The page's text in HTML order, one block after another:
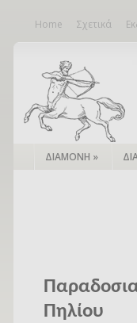
Home Σχετικά
ΔΙΑΜΟΝΗ »
Πηλίου